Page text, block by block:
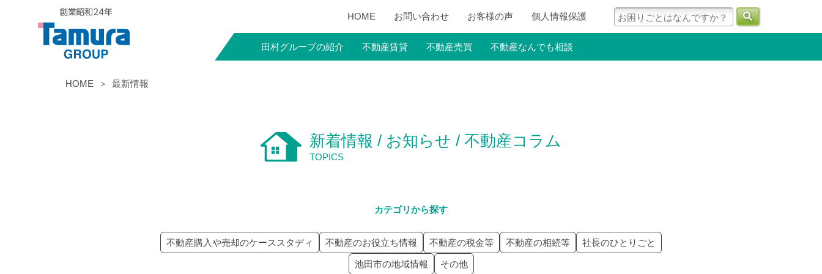
HOME お問い合わせ お客様の声 個人情報保護
田村グループの紹介 不動産賃貸 不動産売買 不動産なんでも相談
HOME 最新情報
新着情報 / お知らせ / 不動産コラム
TOPICS
カテゴリから探す
不動産購入や売却のケーススタディ 不動産のお役立ち情報 不動産の税金等 不動産の相続等 社長のひとりごと
池田市の地域情報 その他